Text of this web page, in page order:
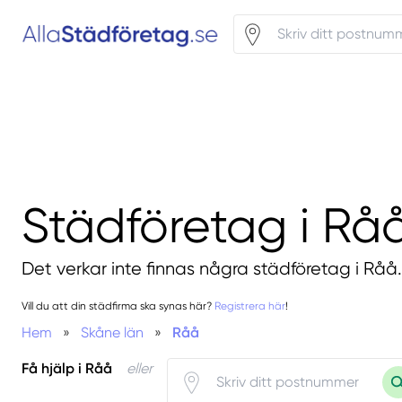
Städföretag i
Det verkar inte finnas några städföretag i Råå.
Vill du att din städfirma ska synas här? Registrera här!
Hem » Skåne län » Råå
Få hjälp i Råå eller